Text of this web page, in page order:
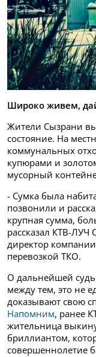
Широко живем,
Жители Сызрани
состояние. На
коммунальных
купюрами и
мусорный
- Сумка была
позвонили и
крупная сумма,
рассказал КТВ-ЛУЧ
директор
перевозкой ТКО.
О дальнейшей
между тем, это не
доказывают свою
Напомним, ранее
жительница
бриллиантом,
совершеннолетие